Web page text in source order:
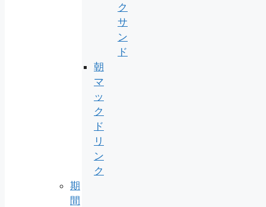
ク
サ
ン
ド
朝
マ
ッ
ク
ド
リ
ン
ク
期
間